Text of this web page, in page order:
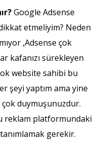
Google Adsense
etmeliyim? Neden
,Adsense çok
kafanızı sürekleyen
website sahibi bu
şeyi yaptım ama yine
çok duymuşunuzdur.
reklam platformundaki
gerekir.